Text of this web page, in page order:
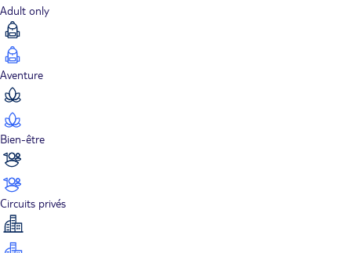
Adult only
Aventure
Bien-être
Circuits privés